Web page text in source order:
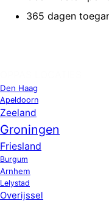
365 dagen
Den Haag
Apeldoorn
Zeeland
Groningen
Friesland
Burgum
Arnhem
Lelystad
Overijssel